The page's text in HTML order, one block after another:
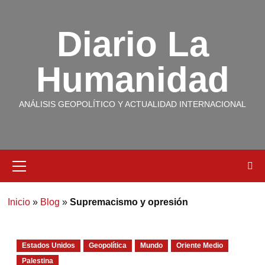
Diario La
Humanidad
ANÁLISIS GEOPOLÍTICO Y ACTUALIDAD INTERNACIONAL
Inicio» Blog » Supremacismo y opresión
Estados Unidos Geopolítica Mundo
Oriente Medio
Palestina